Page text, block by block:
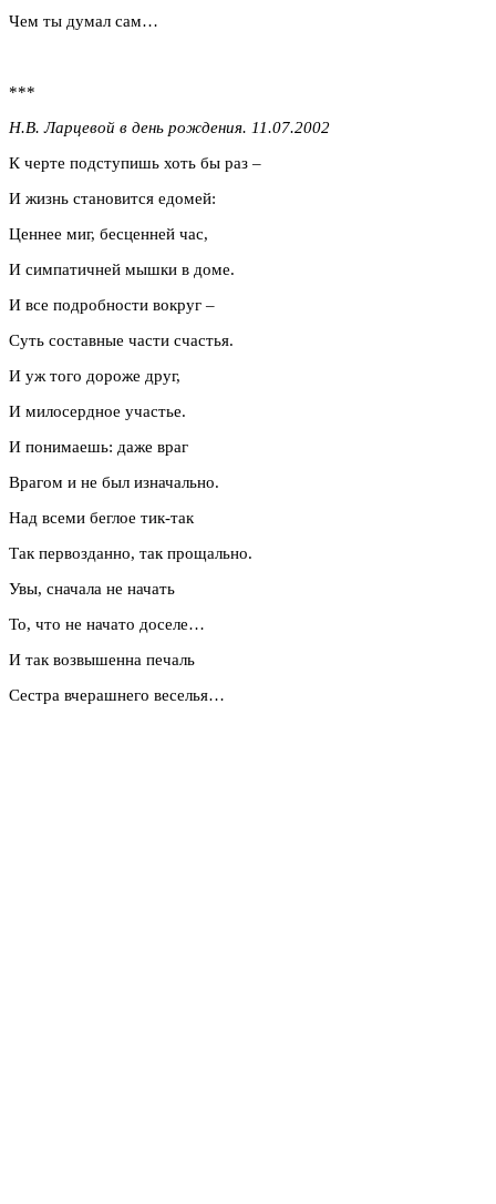
Чем ты думал сам…
***
Н.В. Ларцевой в день рождения. 11.07.2002
К черте подступишь хоть бы раз –
И жизнь становится едомей:
Ценнее миг, бесценней час,
И симпатичней мышки в доме.
И все подробности вокруг –
Суть составные части счастья.
И уж того дороже друг,
И милосердное участье.
И понимаешь: даже враг
Врагом и не был изначально.
Над всеми беглое тик-так
Так первозданно, так прощально.
Увы, сначала не начать
То, что не начато доселе…
И так возвышенна печаль
Сестра вчерашнего веселья…